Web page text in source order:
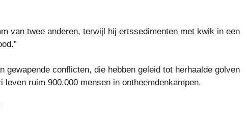
van twee anderen, terwijl hij ertssedimenten met kwik in een
gewapende conflicten, die hebben geleid tot herhaalde golven
ruim 900.000 mensen in ontheemdenkampen.